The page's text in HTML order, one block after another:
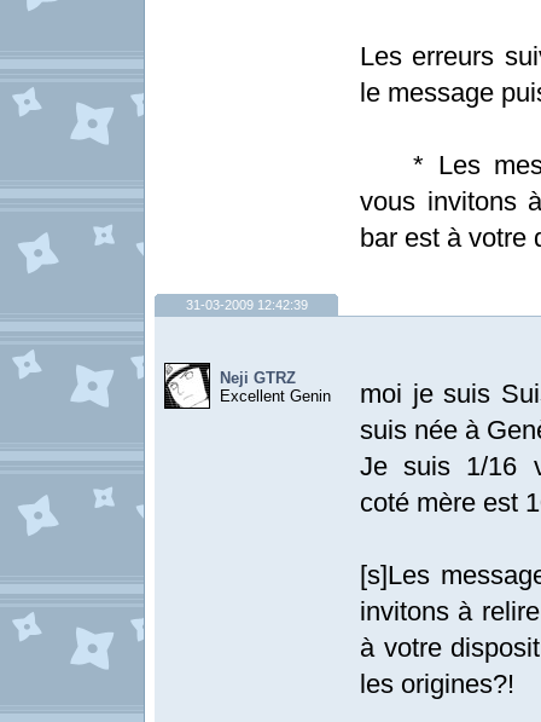
Les erreurs
le message
* Les
vous invitons
bar est à votre
31-03-2009 12:42:39
Neji GTRZ
Excellent Genin
moi je suis
suis née à
Je suis 1/16
coté mère est
[s]Les
invitons à
à votre
les origines?!